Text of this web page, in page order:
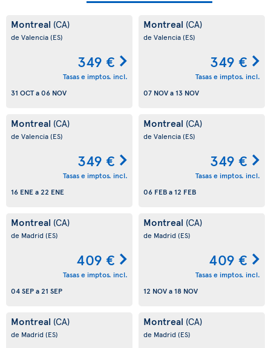
Montreal (CA)
de Valencia(ES)
349 €
Tasas e imptos. incl.
31 OCTa06 NOV
Montreal (CA)
de Valencia(ES)
349 €
Tasas e imptos. incl.
07 NOVa 13 NOV
Montreal (CA)
de Valencia(ES)
349 €
Tasas e imptos. incl.
16 ENEa22 ENE
Montreal (CA)
de Valencia(ES)
349 €
Tasas e imptos. incl.
06 FEBa 12 FEB
Montreal (CA)
de Madrid(ES)
409 €
Tasas e imptos. incl.
04 SEPa21 SEP
Montreal (CA)
de Madrid(ES)
409 €
Tasas e imptos. incl.
12 NOVa 18 NOV
Montreal (CA)
de Madrid(ES)
Montreal (CA)
de Madrid(ES)